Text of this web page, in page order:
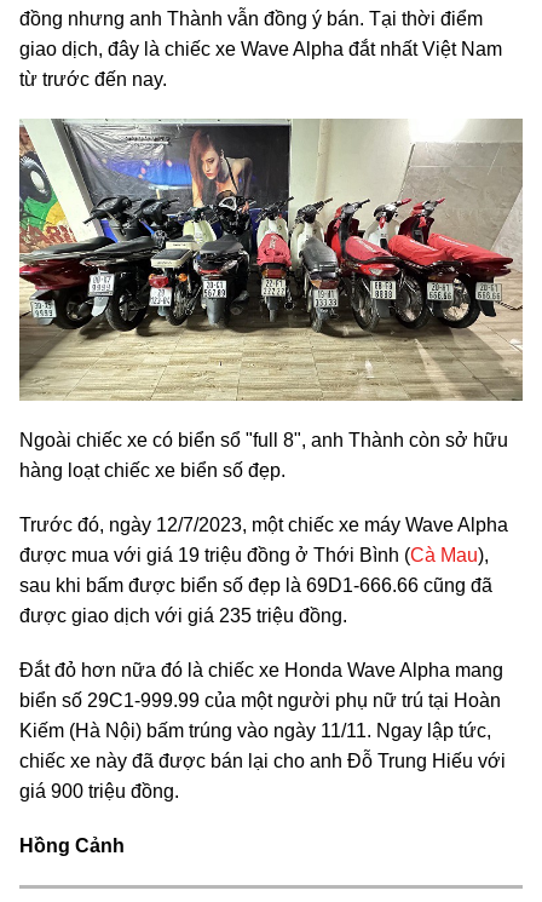
đồng nhưng anh Thành vẫn đồng ý bán. Tại thời điểm
giao dịch, đây là chiếc xe Wave Alpha đắt nhất Việt Nam
từ trước đến nay.
Ngoài chiếc xe có biển sổ "full 8", anh Thành còn sở hữu
hàng loạt chiếc xe biển số đẹp.
Trước đó, ngày 12/7/2023, một chiếc xe máy Wave Alpha
được mua với giá 19 triệu đồng ở Thới Bình (Cà Mau),
sau khi bấm được biển số đẹp là 69D1-666.66 cũng đã
được giao dịch với giá 235 triệu đồng.
Đắt đỏ hơn nữa đó là chiếc xe Honda Wave Alpha mang
biển số 29C1-999.99 của một người phụ nữ trú tại Hoàn
Kiếm (Hà Nội) bấm trúng vào ngày 11/11. Ngay lập tức,
chiếc xe này đã được bán lại cho anh Đỗ Trung Hiếu với
giá 900 triệu đồng.
Hồng Cảnh